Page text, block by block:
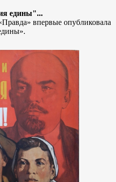
едины"...
впервые опубликовала